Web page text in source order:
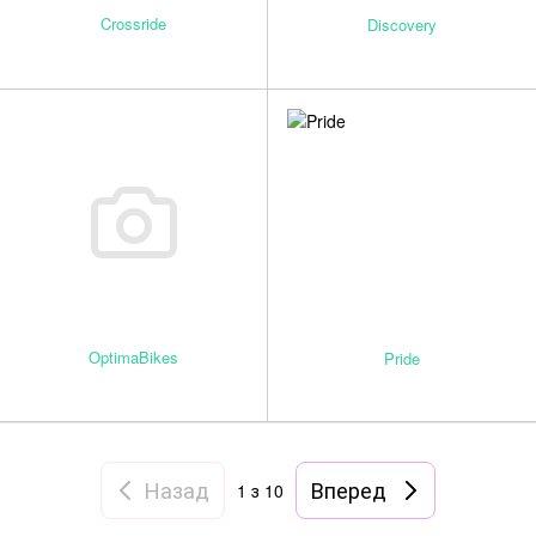
Crossride Discovery
OptimaBikes Pride
Назад 1 з 10 Вперед